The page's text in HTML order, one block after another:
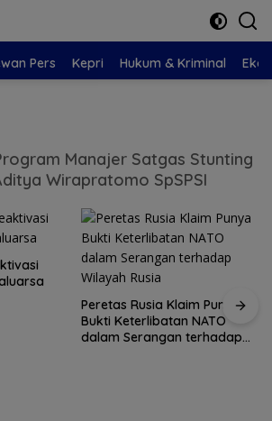
Pers Kepri Hukum & Kriminal
Manajer Satgas Stunting
Wirapratomo SpSPSI
Peretas Rusia Klaim Punya
Bukti Keterlibatan NATO
dalam Serangan terhadap